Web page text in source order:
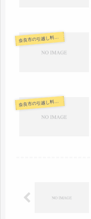
奈良市の引越し料金・代金相場・見積り情報
奈良市の引越し料金・代金相場・見積り情報